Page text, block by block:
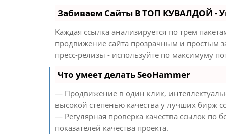
Забиваем Сайты В ТОП КУВАЛДОЙ -
Каждая ссылка анализируется по трем
продвижение сайта прозрачным и простым
пресс-релизы - используйте по максимуму
Что умеет делать SeoHammer
— Продвижение в один клик,
высокой степенью качества у лучших бирж
— Регулярная проверка качества ссылок по
показателей качества проекта.